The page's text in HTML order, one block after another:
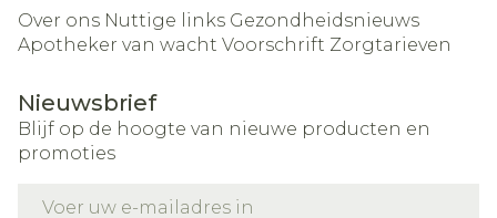
Over ons Nuttige links Gezondheidsnieuws
Apotheker van wacht Voorschrift Zorgtarieven
Nieuwsbrief
Blijf op de hoogte van nieuwe producten en
promoties